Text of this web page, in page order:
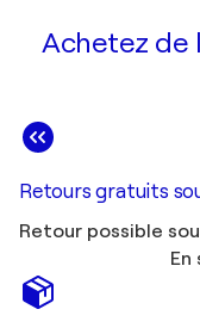
Achetez de
Retours gratuits
Retour possible
En